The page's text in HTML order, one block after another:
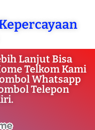
Lanjut Bisa
Telkom Kami
Whatsapp
Telepon